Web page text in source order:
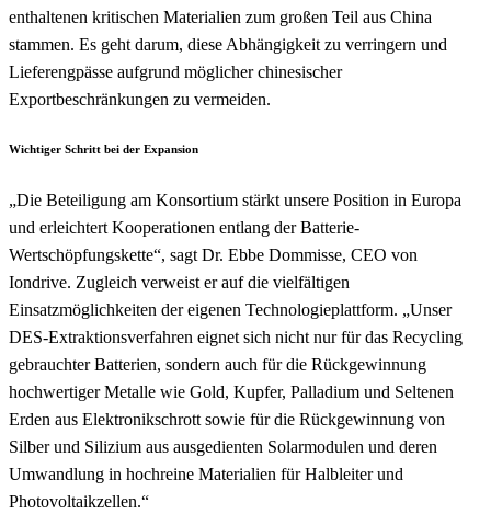
enthaltenen kritischen Materialien zum großen Teil aus China
stammen. Es geht darum, diese Abhängigkeit zu verringern und
Lieferengpässe aufgrund möglicher chinesischer
Exportbeschränkungen zu vermeiden.
Wichtiger Schritt bei der Expansion
„Die Beteiligung am Konsortium stärkt unsere Position in Europa
und erleichtert Kooperationen entlang der Batterie-
Wertschöpfungskette“, sagt Dr. Ebbe Dommisse, CEO von
Iondrive. Zugleich verweist er auf die vielfältigen
Einsatzmöglichkeiten der eigenen Technologieplattform. „Unser
DES-Extraktionsverfahren eignet sich nicht nur für das Recycling
gebrauchter Batterien, sondern auch für die Rückgewinnung
hochwertiger Metalle wie Gold, Kupfer, Palladium und Seltenen
Erden aus Elektronikschrott sowie für die Rückgewinnung von
Silber und Silizium aus ausgedienten Solarmodulen und deren
Umwandlung in hochreine Materialien für Halbleiter und
Photovoltaikzellen.“